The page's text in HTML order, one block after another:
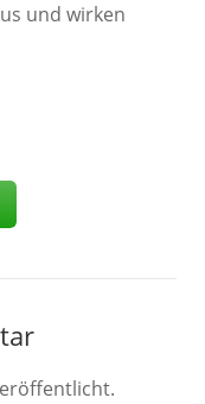
und wirken